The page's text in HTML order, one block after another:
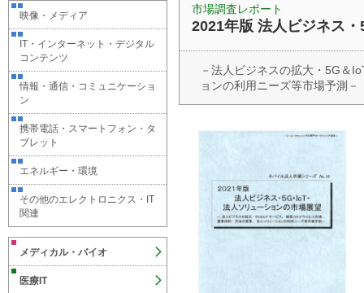
市場調査レポート
2021年版 法人ビジネス
－法人ビジネスの拡大・5G＆
ョンの利用ニーズ等市場予測－
映像・メディア
IT・インターネット・デジタル
コンテンツ
情報・通信・コミュニケーショ
ン
携帯電話・スマートフォン・タ
ブレット
エネルギー・環境
その他のエレクトロニクス・IT
関連
メディカル・バイオ
医療IT